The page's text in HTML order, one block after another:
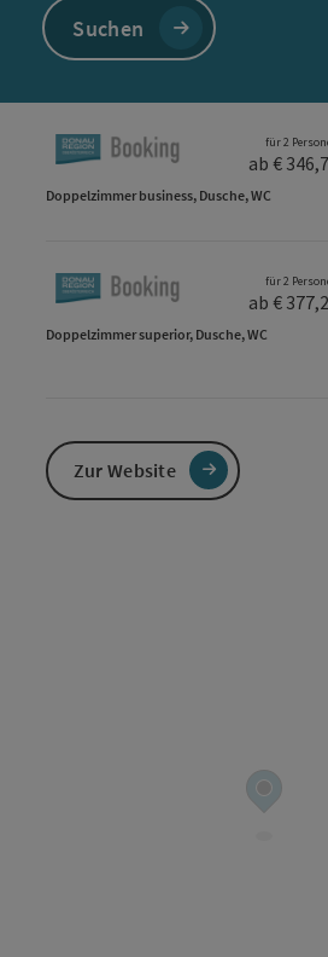
Suchen
für 2
ab €
Doppelzimmer business, Dusche, WC
für 2
ab €
Doppelzimmer superior, Dusche, WC
Zur Website